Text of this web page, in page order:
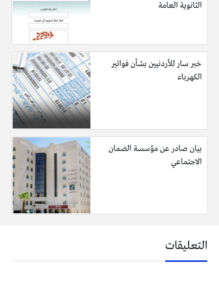
الثانوية العامة
خبر سار للأردنيين بشأن فواتير
الكهرباء
بيان صادر عن مؤسسة الضمان
الاجتماعي
التعليقات